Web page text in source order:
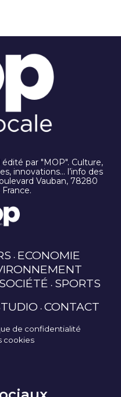
par "MOP". Culture,
innovations… l’info des
Vauban, 78280
ECONOMIE
SOCIÉTÉ SPORTS
CONTACT
de confidentialité
cookies